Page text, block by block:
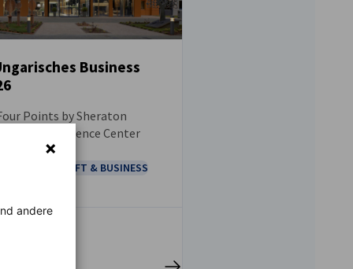
Business
Points by Sheraton
& Conference Center
WIRTSCHAFT & BUSINESS
andere